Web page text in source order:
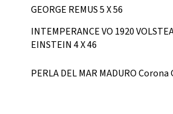
GEORGE REMUS 5 X 56
INTEMPERANCE VO 1920
EINSTEIN 4 X 46
PERLA DEL MAR MADURO Corona